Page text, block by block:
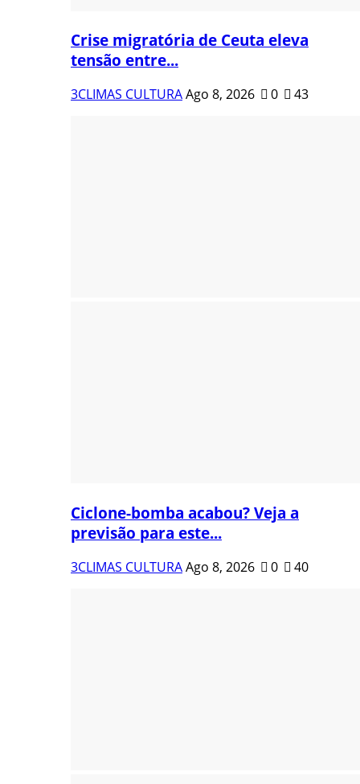
Crise migratória de Ceuta eleva
tensão entre...
3CLIMAS CULTURAAgo 8, 2026 0 43
Ciclone-bomba acabou? Veja a
previsão para este...
3CLIMAS CULTURAAgo 8, 2026 0 40